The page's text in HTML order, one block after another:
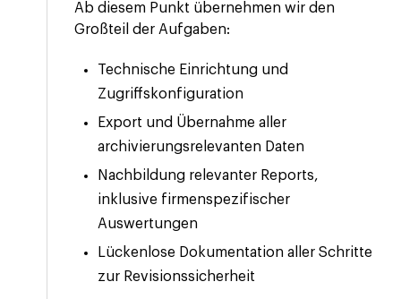
Ab diesem Punkt übernehmen wir den
Großteil der Aufgaben:
Technische Einrichtung und
Zugriffskonfiguration
Export und Übernahme aller
archivierungsrelevanten Daten
Nachbildung relevanter Reports,
inklusive firmenspezifischer
Auswertungen
Lückenlose Dokumentation aller Schritte
zur Revisionssicherheit